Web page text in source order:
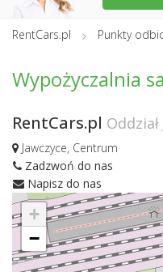
RentCars.pl Punkty
Wypożyczalnia
RentCars.pl
Jawczyce, Centrum
Zadzwoń do nas
Napisz do nas
+
−